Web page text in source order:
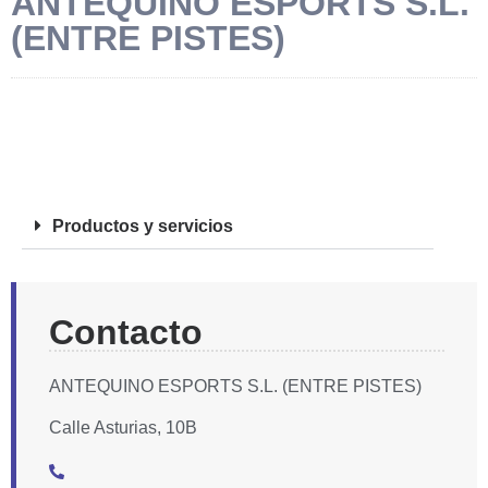
(ENTRE PISTES)
Productos y servicios
Contacto
ANTEQUINO ESPORTS S.L. (ENTRE PISTES)
Calle Asturias, 10B